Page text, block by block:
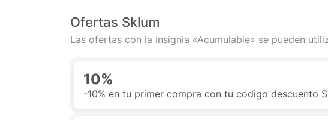
Ofertas Sklum
Las ofertas con la insignia «Acumulable» se pueden
10%
-10% en tu primer compra con tu código descuento